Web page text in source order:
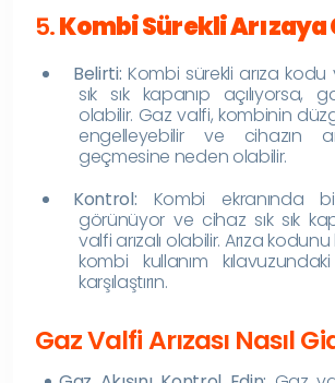
5.Kombi Sürekli Arızaya
Belirti: Kombi sürekli arıza
sık sık kapanıp açılıyorsa,
olabilir. Gaz valfi, kombinin
engelleyebilir ve cihazın
geçmesine neden olabilir.
Kontrol: Kombi ekranında
görünüyor ve cihaz sık sık
valfi arızalı olabilir. Arıza
kombi kullanım
karşılaştırın.
Gaz Valfi Arızası Nasıl